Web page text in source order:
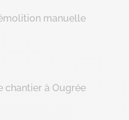
manuelle
chantier à Ougrée